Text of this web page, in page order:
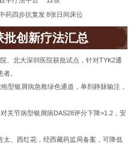
药四步抗复发8张日间床位
批创新疗法汇总
院、北大深圳医院获批试点，针对TYK2通
。
疱型银屑病急救绿色通道，单剂静脉输注，
关节病型银屑病DAS28评分下降>1.2，安
太、西红花，经西藏药监局备案，可降低